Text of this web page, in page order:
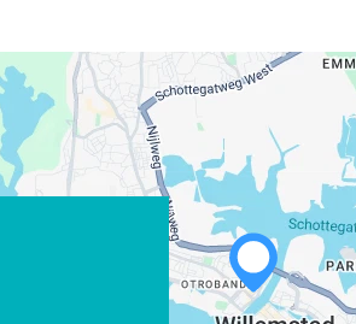
WHATSAPP
FACEBOOK